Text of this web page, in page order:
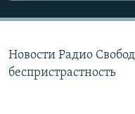
Новости Радио
беспристрастность